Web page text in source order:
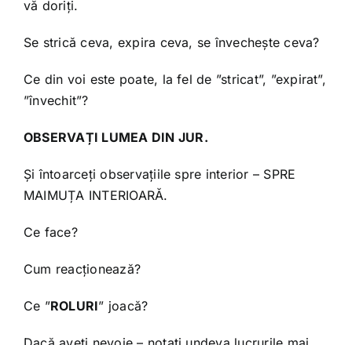
vă doriți.
Se strică ceva, expira ceva, se învechește ceva?
Ce din voi este poate, la fel de ”stricat”, ”expirat”,
”învechit”?
OBSERVAȚI LUMEA DIN JUR.
Și întoarceți observațiile spre interior – SPRE
MAIMUȚA INTERIOARĂ.
Ce face?
Cum reacționează?
Ce ”ROLURI” joacă?